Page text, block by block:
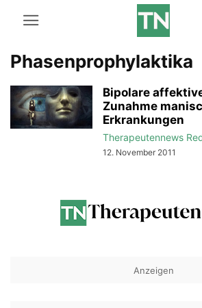
Phasenprophylaktika
Bipolare
Zunahme
Erkrankungen
Therapeutennews
12. November 2011
Anzeigen